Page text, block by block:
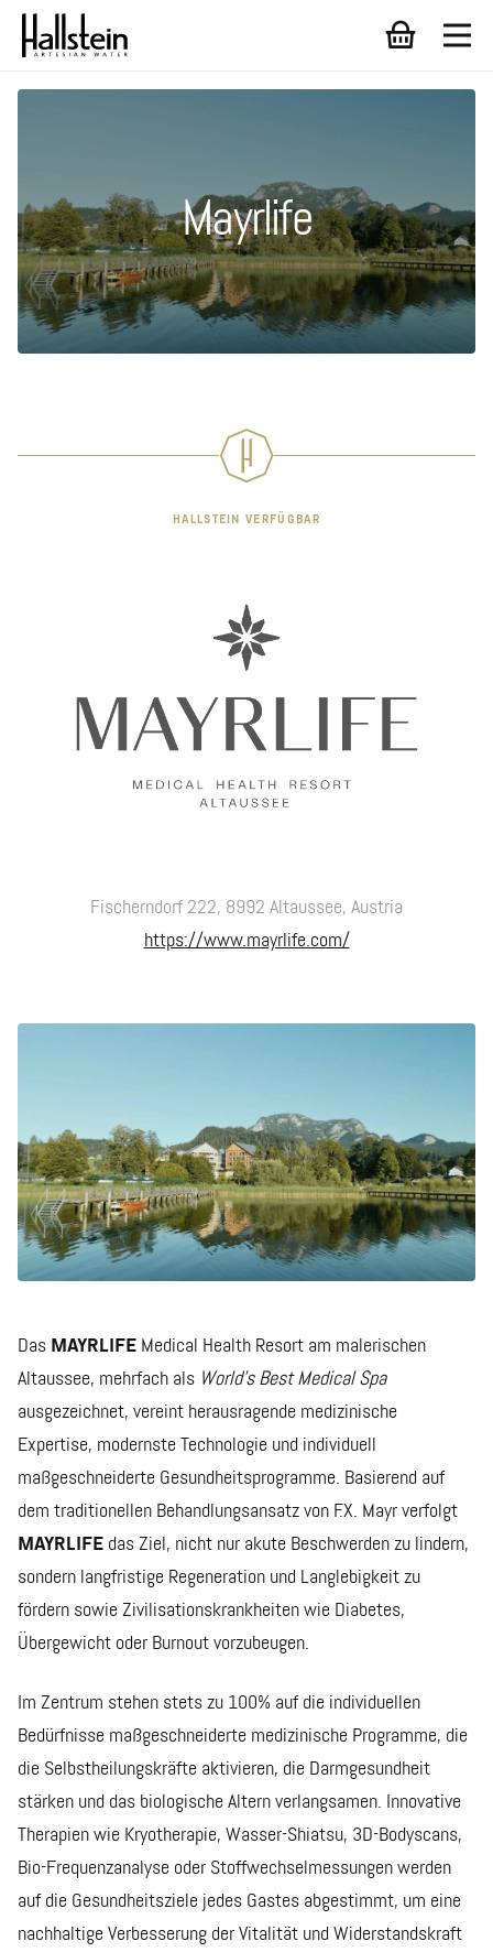
Mayrlife
HALLSTEIN VERFÜGBAR
Fischerndorf 222, 8992 Altaussee, Austria
https://www.mayrlife.com/
Das MAYRLIFE Medical Health Resort am malerischen
Altaussee, mehrfach als World’s Best Medical Spa
ausgezeichnet, vereint herausragende medizinische
Expertise, modernste Technologie und individuell
maßgeschneiderte Gesundheitsprogramme. Basierend auf
dem traditionellen Behandlungsansatz von F.X. Mayr verfolgt
MAYRLIFE das Ziel, nicht nur akute Beschwerden zu lindern,
sondern langfristige Regeneration und Langlebigkeit zu
fördern sowie Zivilisationskrankheiten wie Diabetes,
Übergewicht oder Burnout vorzubeugen.
Im Zentrum stehen stets zu 100% auf die individuellen
Bedürfnisse maßgeschneiderte medizinische Programme, die
die Selbstheilungskräfte aktivieren, die Darmgesundheit
stärken und das biologische Altern verlangsamen. Innovative
Therapien wie Kryotherapie, Wasser-Shiatsu, 3D-Bodyscans,
Bio-Frequenzanalyse oder Stoffwechselmessungen werden
auf die Gesundheitsziele jedes Gastes abgestimmt, um eine
nachhaltige Verbesserung der Vitalität und Widerstandskraft